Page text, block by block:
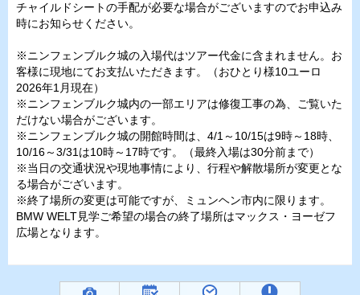
チャイルドシートの手配が必要な場合がございますのでお申込み
時にお知らせください。
※ニンフェンブルク城の入場代はツアー代金に含まれません。お
客様に現地にてお支払いただきます。（おひとり様10ユーロ
2026年1月現在）
※ニンフェンブルク城内の一部エリアは修復工事の為、ご覧いた
だけない場合がございます。
※ニンフェンブルク城の開館時間は、4/1～10/15は9時～18時、
10/16～3/31は10時～17時です。（最終入場は30分前まで）
※当日の交通状況や現地事情により、行程や解散場所が変更とな
る場合がございます。
※終了場所の変更は可能ですが、ミュンヘン市内に限ります。
BMW WELT見学ご希望の場合の終了場所はマックス・ヨーゼフ
広場となります。